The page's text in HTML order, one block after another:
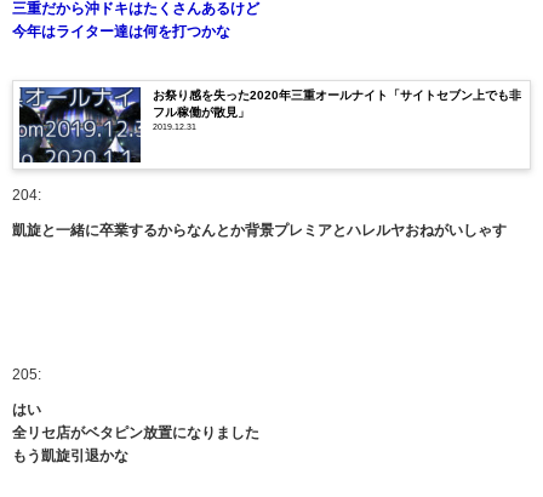
三重だから沖ドキはたくさんあるけど
今年はライター達は何を打つかな
お祭り感を失った2020年三重オールナイト「サイトセブン上でも非
フル稼働が散見」
2019.12.31
204:
凱旋と一緒に卒業するからなんとか背景プレミアとハレルヤおねがいしゃす
205:
はい
全リセ店がベタピン放置になりました
もう凱旋引退かな